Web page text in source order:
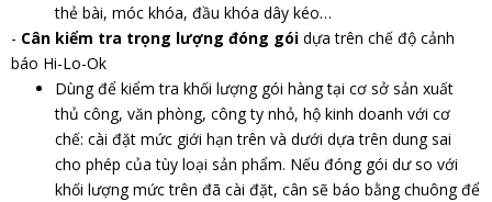
thẻ bài, móc khóa, đầu khóa dây kéo…
- Cân kiểm tra trọng lượng đóng gói dựa trên chế độ cảnh
báo Hi-Lo-Ok
Dùng để kiểm tra khối lượng gói hàng tại cơ sở sản xuất
thủ công, văn phòng, công ty nhỏ, hộ kinh doanh với cơ
chế: cài đặt mức giới hạn trên và dưới dựa trên dung sai
cho phép của tùy loại sản phẩm. Nếu đóng gói dư so với
khối lượng mức trên đã cài đặt, cân sẽ báo bằng chuông để